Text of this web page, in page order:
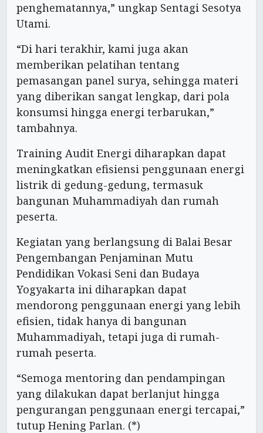
penghematannya,” ungkap Sentagi Sesotya
Utami.
“Di hari terakhir, kami juga akan
memberikan pelatihan tentang
pemasangan panel surya, sehingga materi
yang diberikan sangat lengkap, dari pola
konsumsi hingga energi terbarukan,”
tambahnya.
Training Audit Energi diharapkan dapat
meningkatkan efisiensi penggunaan energi
listrik di gedung-gedung, termasuk
bangunan Muhammadiyah dan rumah
peserta.
Kegiatan yang berlangsung di Balai Besar
Pengembangan Penjaminan Mutu
Pendidikan Vokasi Seni dan Budaya
Yogyakarta ini diharapkan dapat
mendorong penggunaan energi yang lebih
efisien, tidak hanya di bangunan
Muhammadiyah, tetapi juga di rumah-
rumah peserta.
“Semoga mentoring dan pendampingan
yang dilakukan dapat berlanjut hingga
pengurangan penggunaan energi tercapai,”
tutup Hening Parlan. (*)